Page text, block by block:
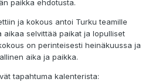
paikka ehdotusta.
ja kokous antoi Turku teamille
aikaa selvittää paikat ja lopulliset
on perinteisesti heinäkuussa ja
aika ja paikka.
tapahtuma kalenterista: